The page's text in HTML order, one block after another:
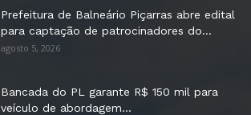
Prefeitura de Balneário Piçarras abre edital
para captação de patrocinadores do...
agosto 5, 2026
Bancada do PL garante R$ 150 mil para
veículo de abordagem...